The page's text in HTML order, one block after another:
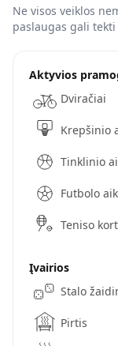
Ne visos veiklos
paslaugas gali
Aktyvios
Dviračiai
Krepšinio
Tinklinio
Futbolo
Teniso
Įvairios
Stalo
Pirtis